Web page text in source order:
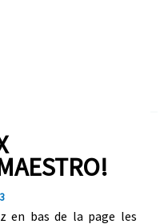
en bas de la page les